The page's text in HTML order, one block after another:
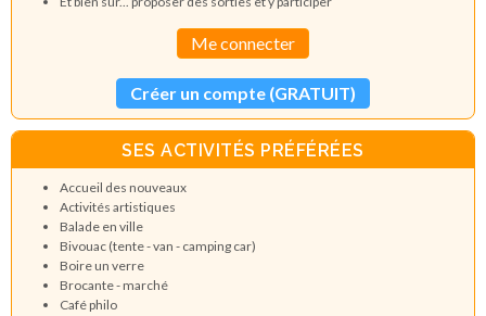
Me connecter
Créer un compte (GRATUIT)
SES ACTIVITÉS PRÉFÉRÉES
Accueil des nouveaux
Activités artistiques
Balade en ville
Bivouac (tente - van - camping car)
Boire un verre
Brocante - marché
Café philo